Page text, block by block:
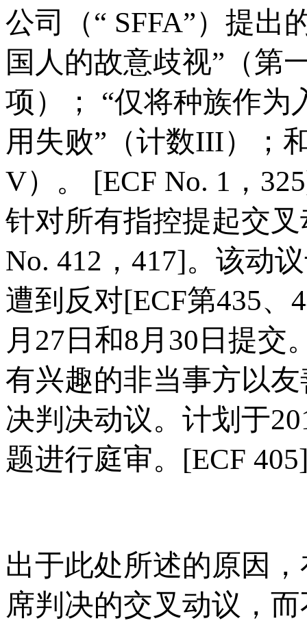
公司（“ SFFA”）提出
国人的故意歧视”（第
项）； “仅将种族作为
用失败”（计数III）；
V）。 [ECF No. 1，
针对所有指控提起交
No. 412，417]。该动
遭到反对[ECF第435、
月27日和8月30日提交
有兴趣的非当事方以
决判决动议。计划于
题进行庭审。[ECF
出于此处所述的原因
席判决的交叉动议，